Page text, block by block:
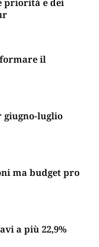
il
giugno-luglio
ma budget pro
a più 22,9%